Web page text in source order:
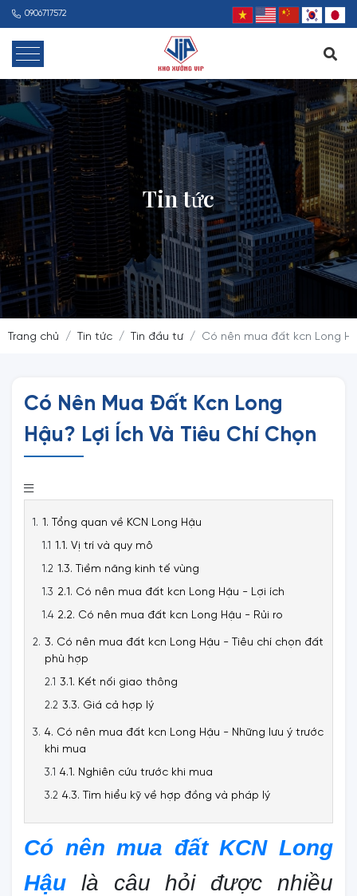
0906717572
Tin tức
Trang chủ Tin tức Tin đầu tư Có nên mua đất kcn Long
Có Nên Mua Đất Kcn Long
Hậu? Lợi Ích Và Tiêu Chí Chọn
1. Tổng quan về KCN Long Hậu
1.1. Vị trí và quy mô
1.3. Tiềm năng kinh tế vùng
2.1. Có nên mua đất kcn Long Hậu - Lợi ích
2.2. Có nên mua đất kcn Long Hậu - Rủi ro
3. Có nên mua đất kcn Long Hậu - Tiêu chí chọn đất
phù hợp
3.1. Kết nối giao thông
3.3. Giá cả hợp lý
4. Có nên mua đất kcn Long Hậu - Những lưu ý trước
khi mua
4.1. Nghiên cứu trước khi mua
4.3. Tìm hiểu kỹ về hợp đồng và pháp lý
Có nên mua đất KCN Long
Hậu
là câu hỏi được nhiều